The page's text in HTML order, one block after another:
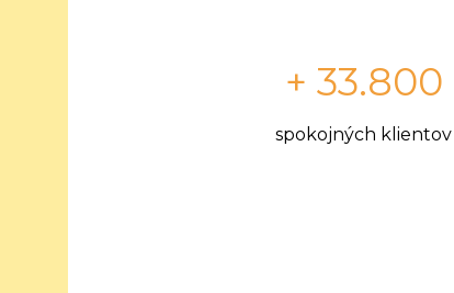
+ 33.800
spokojných klientov